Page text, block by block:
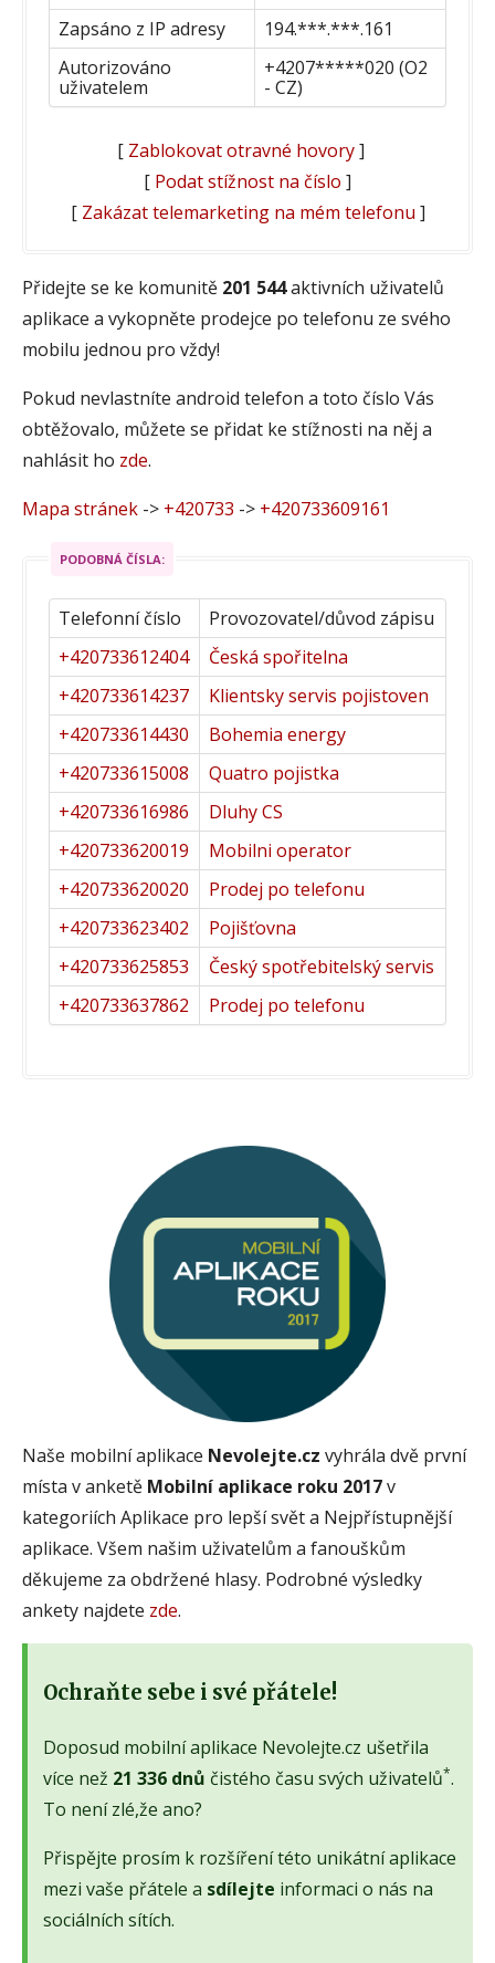
Zapsáno z IP adresy
194.***.***.161
Autorizováno
uživatelem
+4207*****020 (O2
- CZ)
[ Zablokovat otravné hovory]
[ Podat stížnost na číslo ]
[ Zakázat telemarketing na mém telefonu ]
Přidejte se ke komunitě 201 544aktivních uživatelů
aplikace a vykopněte prodejce po telefonu ze svého
mobilu jednou pro vždy!
Pokud nevlastníte android telefon a toto číslo Vás
obtěžovalo, můžete se přidat ke stížnosti na něj a
nahlásit ho zde.
Mapa stránek -> +420733 -> +420733609161
PODOBNÁ ČÍSLA:
Telefonní číslo
Provozovatel/důvod zápisu
+420733612404
Česká spořitelna
+420733614237
Klientsky servis pojistoven
+420733614430
Bohemia energy
+420733615008
Quatro pojistka
+420733616986
Dluhy CS
+420733620019
Mobilni operator
+420733620020
Prodej po telefonu
+420733623402
Pojišťovna
+420733625853
Český spotřebitelský servis
+420733637862
Prodej po telefonu
Naše mobilní aplikace Nevolejte.cz vyhrála dvě první
místa v anketě Mobilní aplikace roku 2017v
kategoriích Aplikace pro lepší svět a Nejpřístupnější
aplikace. Všem našim uživatelům a fanouškům
děkujeme za obdržené hlasy. Podrobné výsledky
ankety najdete zde.
Ochraňte sebe i své přátele!
Doposud mobilní aplikace Nevolejte.cz ušetřila
více než 21 336 dnů čistého času svých uživatelů*.
To není zlé,že ano?
Přispějte prosím k rozšíření této unikátní aplikace
mezi vaše přátele a sdílejte informaci o nás na
sociálních sítích.